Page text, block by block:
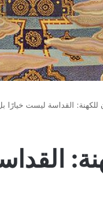
للكهنة: القداسة ليست خيارًا